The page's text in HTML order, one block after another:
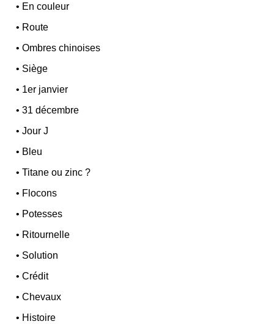
• En couleur
• Route
•Ombres chinoises
• Siège
• 1er janvier
•31 décembre
•Jour J
• Bleu
•Titane ou zinc ?
• Flocons
• Potesses
• Ritournelle
• Solution
•Crédit
•Chevaux
• Histoire